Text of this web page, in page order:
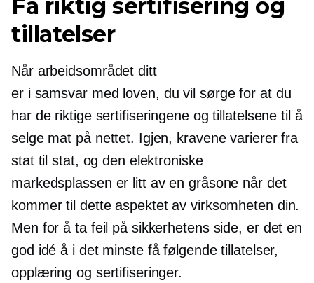
Få riktig sertifisering og
tillatelser
Når arbeidsområdet ditt
er i samsvar med loven, du vil sørge for at du
har de riktige sertifiseringene og tillatelsene til å
selge mat på nettet. Igjen, kravene varierer fra
stat til stat, og den elektroniske
markedsplassen er litt av en gråsone når det
kommer til dette aspektet av virksomheten din.
Men for å ta feil på sikkerhetens side, er det en
god idé å i det minste få følgende tillatelser,
opplæring og sertifiseringer.